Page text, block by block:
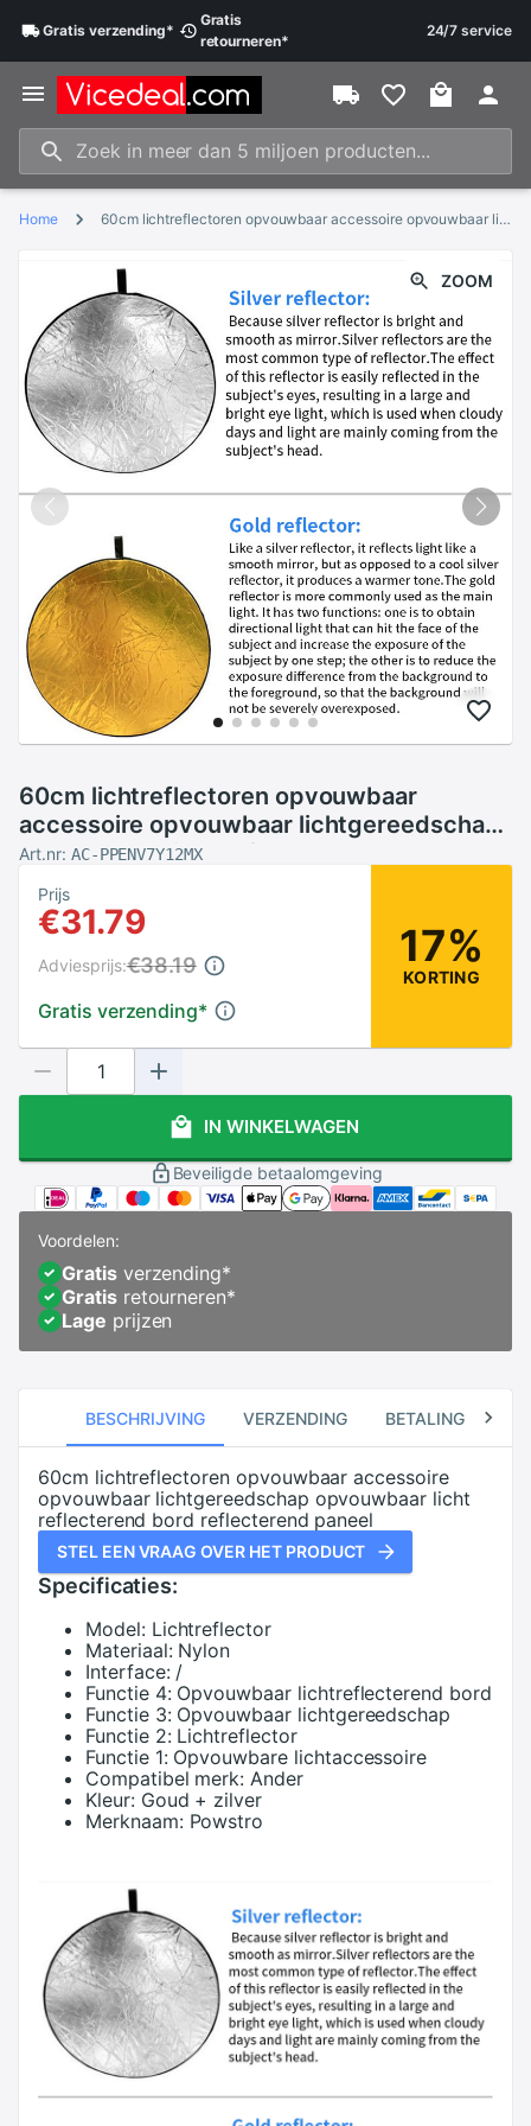
Gratisverzending*
Gratis
retourneren*
24/7 service
Home 60cm lichtreflectoren opvouwbaar accessoire opvouwbaar lichtgereedschap opvouwbaar licht reflecterend bord reflecterend paneel
ZOOM
60cm lichtreflectoren opvouwbaar
accessoire opvouwbaar lichtgereedschap
opvouwbaar licht reflecterend bord
reflecterend paneel
Art.nr: AC-PPENV7Y12MX
Prijs
€31.79
Gratis verzending*
Adviesprijs:€38.19 17%
KORTING
IN WINKELWAGEN
Beveiligde betaalomgeving
Voordelen:
Gratisverzending*
Gratisretourneren*
Lage prijzen
BESCHRIJVING VERZENDING BETALING
60cm lichtreflectoren opvouwbaar accessoire
opvouwbaar lichtgereedschap opvouwbaar licht
reflecterend bord reflecterend paneel
STEL EEN VRAAG OVER HET PRODUCT
Specificaties:
Model: Lichtreflector
Materiaal: Nylon
Interface: /
Functie 4: Opvouwbaar lichtreflecterend bord
Functie 3: Opvouwbaar lichtgereedschap
Functie 2: Lichtreflector
Functie 1: Opvouwbare lichtaccessoire
Compatibel merk: Ander
Kleur: Goud + zilver
Merknaam: Powstro